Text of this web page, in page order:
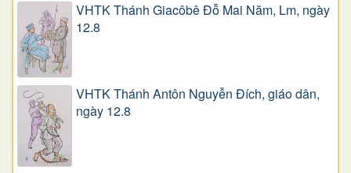
VHTK Thánh Giacôbê Ðỗ Mai Năm, Lm, ngày
12.8
VHTK Thánh Antôn Nguyễn Ðích, giáo dân,
ngày 12.8